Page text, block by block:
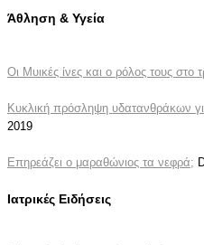
Άθληση & Υγεία
Οι Μυικές ίνες και ο ρόλος τους στο
Κυκλική πρόσληψη υδατανθράκων
2019
Επηρεάζει ο μαραθώνιος τα νεφρά;
Ιατρικές Ειδήσεις